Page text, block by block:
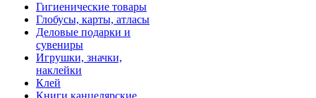
Гигиенические товары
Глобусы, карты, атласы
Деловые подарки и
сувениры
Игрушки, значки,
наклейки
Клей
Книги канцелярские